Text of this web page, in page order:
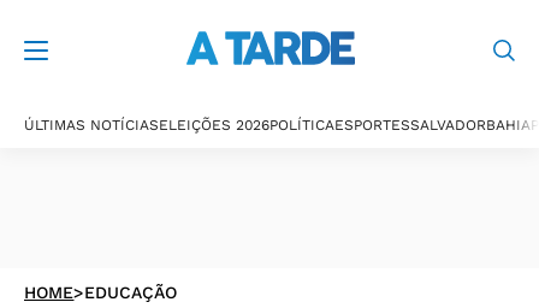
ÚLTIMAS NOTÍCIASELEIÇÕES 2026POLÍTICAESPORTESSALVADORBAHIA
HOME>EDUCAÇÃO